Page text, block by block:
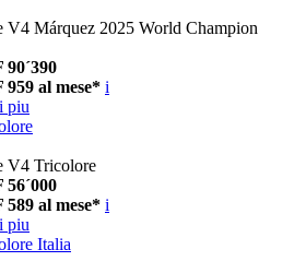
V4 Márquez 2025 World Champion
959 al mese* i
piu
V4 Tricolore
589 al mese* i
piu
Italia